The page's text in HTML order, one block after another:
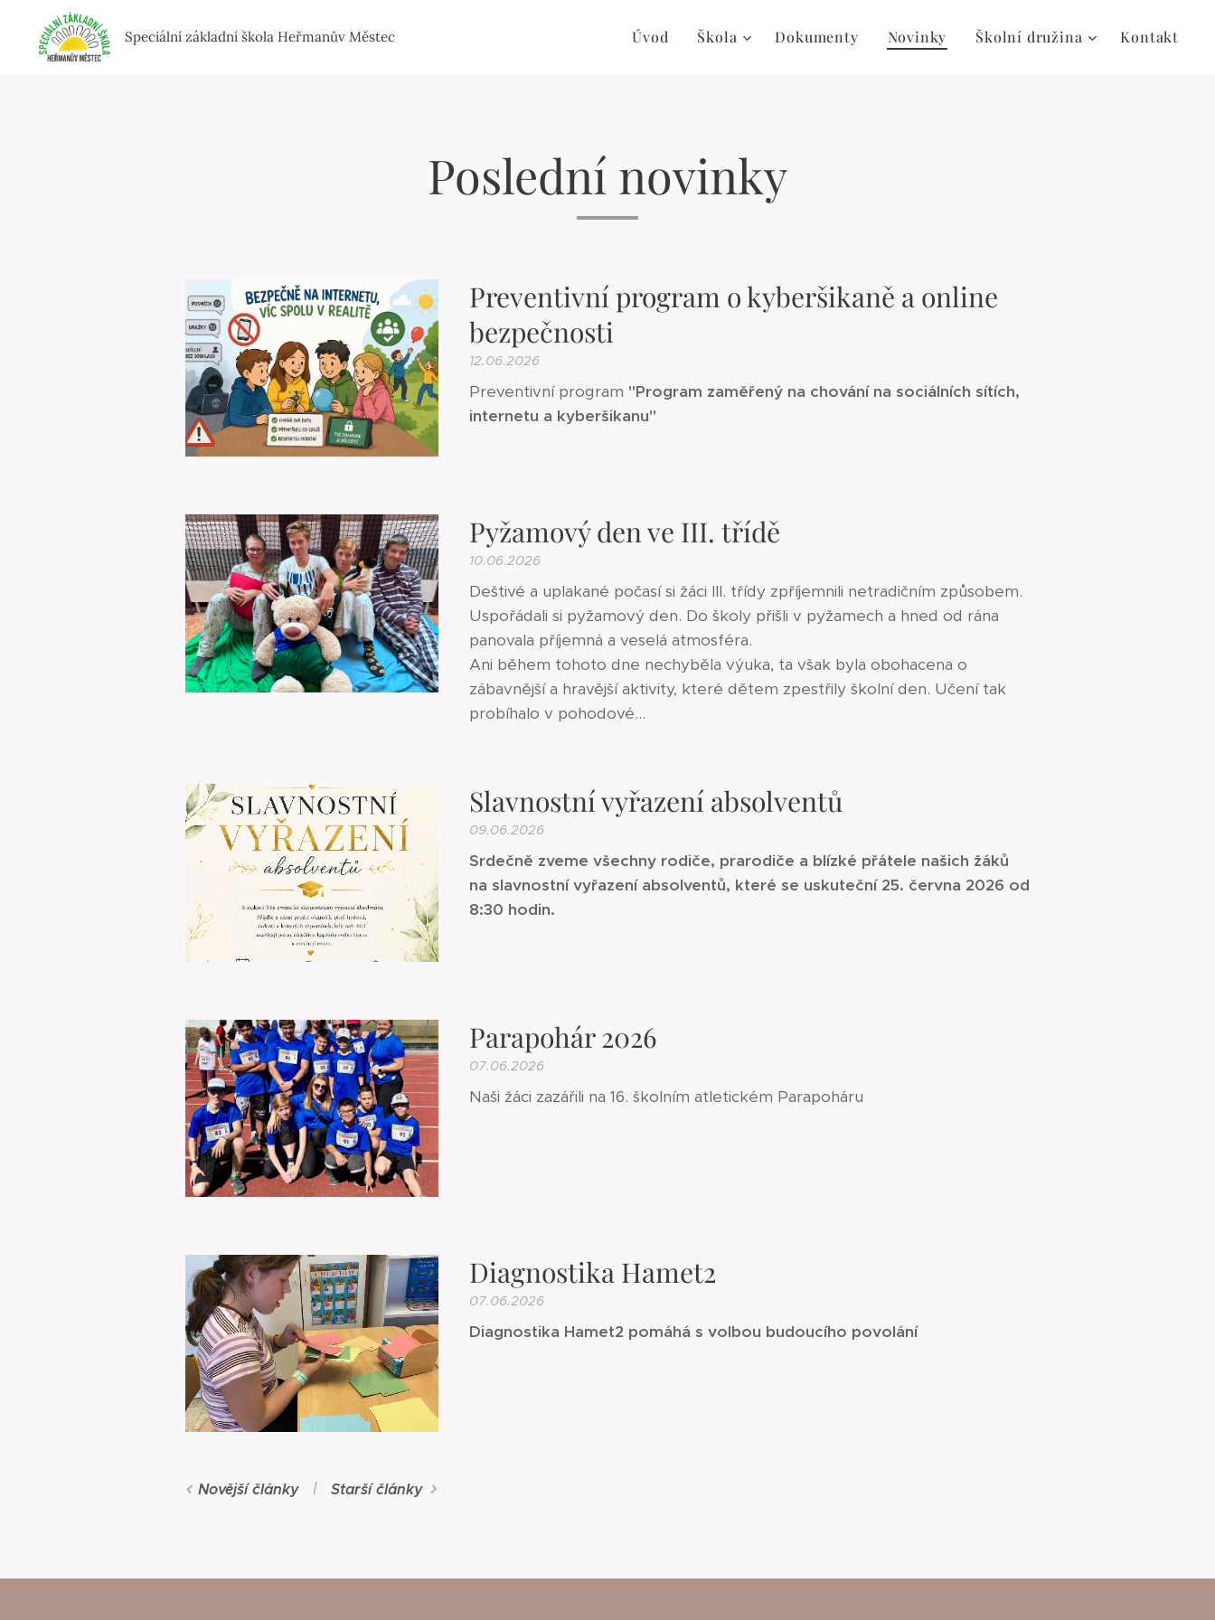
Speciální základní škola Heřmanův Městec Úvod Škola Dokumenty Novinky Školní družina Kontakt
Poslední novinky
Preventivní program o kyberšikaně a online
bezpečnosti
12.06.2026
Preventivní program "Program zaměřený na chování na sociálních sítích,
internetu a kyberšikanu"
Pyžamový den ve III. třídě
10.06.2026
Deštivé a uplakané počasí si žáci III. třídy zpříjemnili netradičním způsobem.
Uspořádali si pyžamový den. Do školy přišli v pyžamech a hned od rána
panovala příjemná a veselá atmosféra.
Ani během tohoto dne nechyběla výuka, ta však byla obohacena o
zábavnější a hravější aktivity, které dětem zpestřily školní den. Učení tak
probíhalo v pohodové...
Slavnostní vyřazení absolventů
09.06.2026
Srdečně zveme všechny rodiče, prarodiče a blízké přátele našich žáků
na slavnostní vyřazení absolventů, které se uskuteční 25. června 2026 od
8:30 hodin.
Parapohár 2026
07.06.2026
Naši žáci zazářili na 16. školním atletickém Parapoháru
Diagnostika Hamet2
07.06.2026
Diagnostika Hamet2 pomáhá s volbou budoucího povolání
Novější články Starší články